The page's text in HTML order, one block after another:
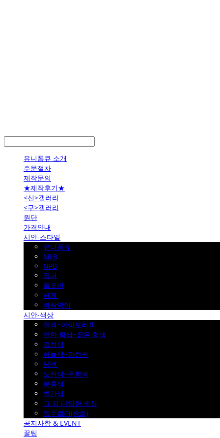
유니폼큐 소개
주문절차
제작문의
★제작후기★
<신>갤러리
<구>갤러리
원단
가격안내
시안-스타일
유니폼큐
MLB
NPB
점퍼
풀오버
하계
바람막이
시안-색상
흰색~아이보리색
연한 회색~짙은 회색
검정색
하늘색~파란색
남색
노란색~주황색
분홍색
빨간색
그 외 다양한 색상
특수컬러(승화)
공지사항 & EVENT
꿀팁